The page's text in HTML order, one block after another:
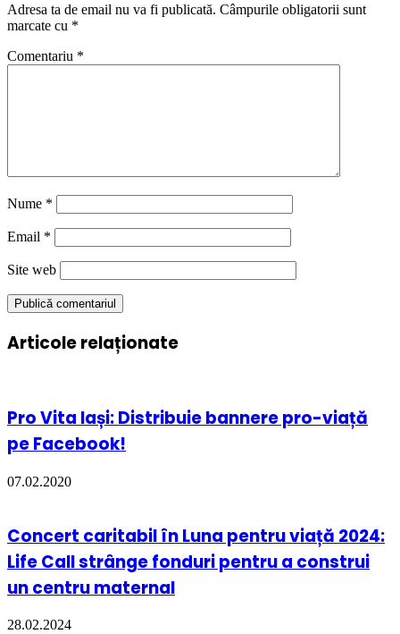
Adresa ta de email nu va fi publicată. Câmpurile obligatorii sunt
marcate cu *
Comentariu *
Nume *
Email *
Site web
Articole relaționate
Pro Vita Iași: Distribuie bannere pro-viață
pe Facebook!
07.02.2020
Concert caritabil în Luna pentru viață 2024:
Life Call strânge fonduri pentru a construi
un centru maternal
28.02.2024